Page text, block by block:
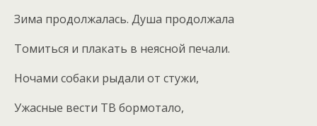
Зима продолжалась. Душа продолжала
Томиться и плакать в неясной печали.
Ночами собаки рыдали от стужи,
Ужасные вести ТВ бормотало,